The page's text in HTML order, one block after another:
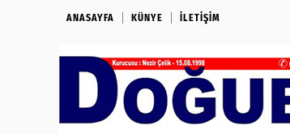
ANASAYFA KÜNYE İLETIŞIM